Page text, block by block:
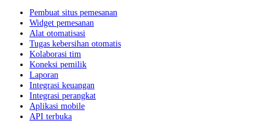
Pembuat situs pemesanan
Widget pemesanan
Alat otomatisasi
Tugas kebersihan otomatis
Kolaborasi tim
Koneksi pemilik
Laporan
Integrasi keuangan
Integrasi perangkat
Aplikasi mobile
API terbuka